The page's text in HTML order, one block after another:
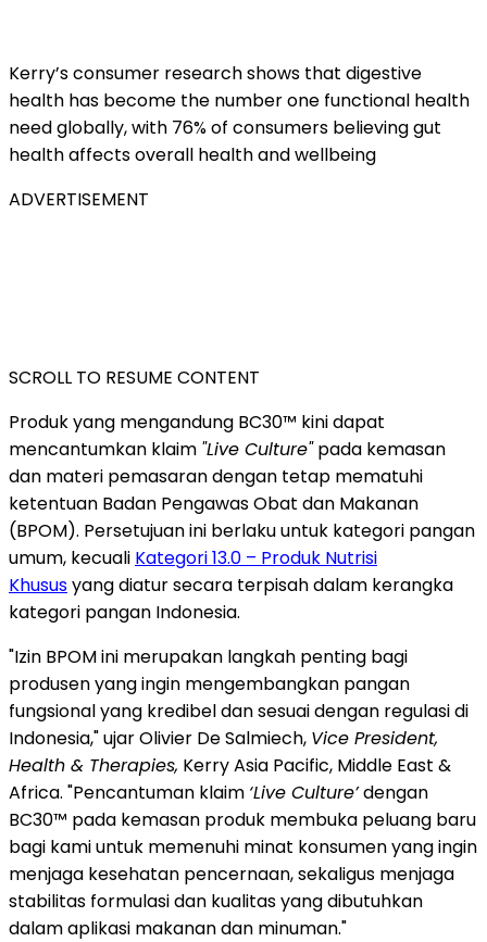
Kerry’s consumer research shows that digestive
health has become the number one functional health
need globally, with 76% of consumers believing gut
health affects overall health and wellbeing
ADVERTISEMENT
SCROLL TO RESUME CONTENT
Produk yang mengandung BC30™ kini dapat
mencantumkan klaim "Live Culture"pada kemasan
dan materi pemasaran dengan tetap mematuhi
ketentuan Badan Pengawas Obat dan Makanan
(BPOM). Persetujuan ini berlaku untuk kategori pangan
umum, kecuali Kategori 13.0 – Produk Nutrisi
Khususyang diatur secara terpisah dalam kerangka
kategori pangan Indonesia.
"Izin BPOM ini merupakan langkah penting bagi
produsen yang ingin mengembangkan pangan
fungsional yang kredibel dan sesuai dengan regulasi di
Indonesia," ujar Olivier De Salmiech, Vice President,
Health & Therapies, Kerry Asia Pacific, Middle East &
Africa. "Pencantuman klaim ‘Live Culture’dengan
BC30™ pada kemasan produk membuka peluang baru
bagi kami untuk memenuhi minat konsumen yang ingin
menjaga kesehatan pencernaan, sekaligus menjaga
stabilitas formulasi dan kualitas yang dibutuhkan
dalam aplikasi makanan dan minuman."